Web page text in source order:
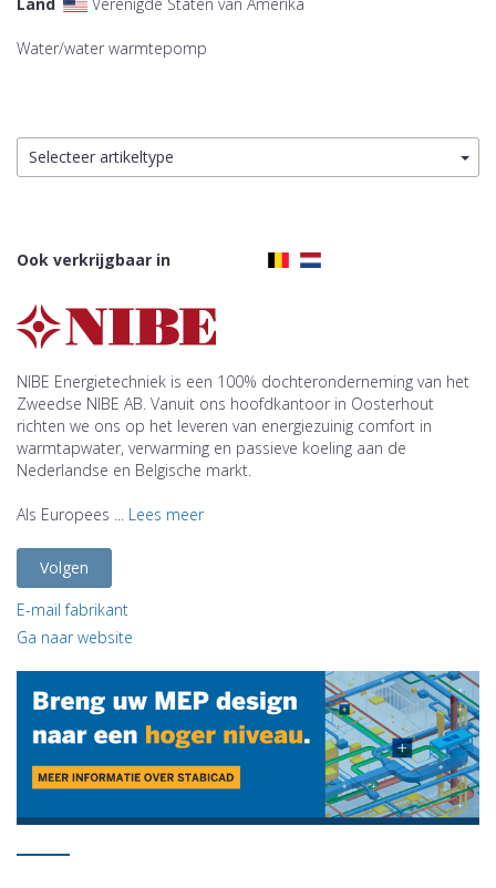
Water/water warmtepomp
Selecteer artikeltype
Ook verkrijgbaar in
NIBE Energietechniek is een 100% dochteronderneming van het
Zweedse NIBE AB. Vanuit ons hoofdkantoor in Oosterhout
richten we ons op het leveren van energiezuinig comfort in
warmtapwater, verwarming en passieve koeling aan de
Nederlandse en Belgische markt.
Als Europees ... Lees meer
Volgen
E-mail fabrikant
Ga naar website